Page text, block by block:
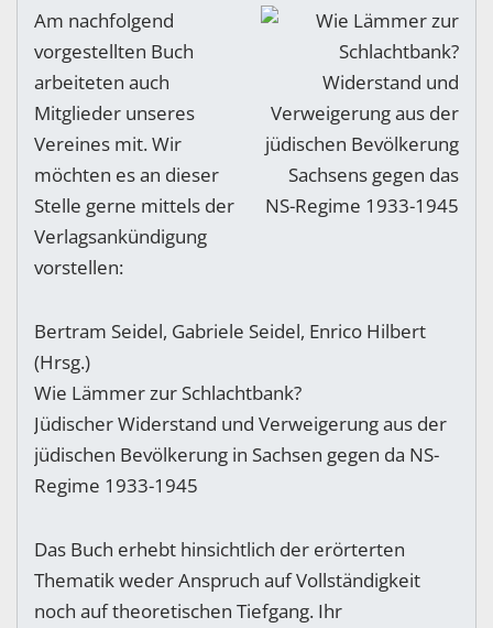
Am nachfolgend
vorgestellten Buch
arbeiteten auch
Mitglieder unseres
Vereines mit. Wir
möchten es an dieser
Stelle gerne mittels der
Verlagsankündigung
vorstellen:
Bertram Seidel, Gabriele Seidel, Enrico Hilbert
(Hrsg.)
Wie Lämmer zur Schlachtbank?
Jüdischer Widerstand und Verweigerung aus der
jüdischen Bevölkerung in Sachsen gegen da NS-
Regime 1933-1945
Das Buch erhebt hinsichtlich der erörterten
Thematik weder Anspruch auf Vollständigkeit
noch auf theoretischen Tiefgang. Ihr